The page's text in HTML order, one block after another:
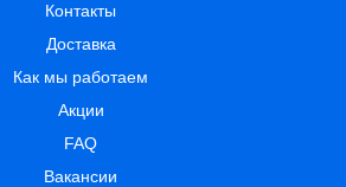
Контакты
Доставка
Как мы работаем
Акции
FAQ
Вакансии